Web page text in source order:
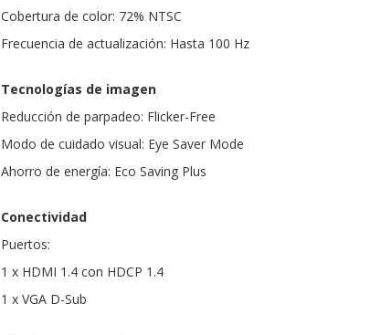
Cobertura de color: 72% NTSC
Frecuencia de actualización: Hasta 100 Hz
Tecnologías de imagen
Reducción de parpadeo: Flicker-Free
Modo de cuidado visual: Eye Saver Mode
Ahorro de energía: Eco Saving Plus
Conectividad
Puertos:
1 x HDMI 1.4 con HDCP 1.4
1 x VGA D-Sub